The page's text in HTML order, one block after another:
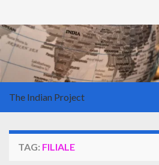
The Indian Project
TAG: FILIALE